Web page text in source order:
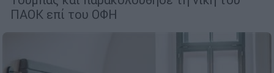
ΠΑΟΚ επί του ΟΦΗ